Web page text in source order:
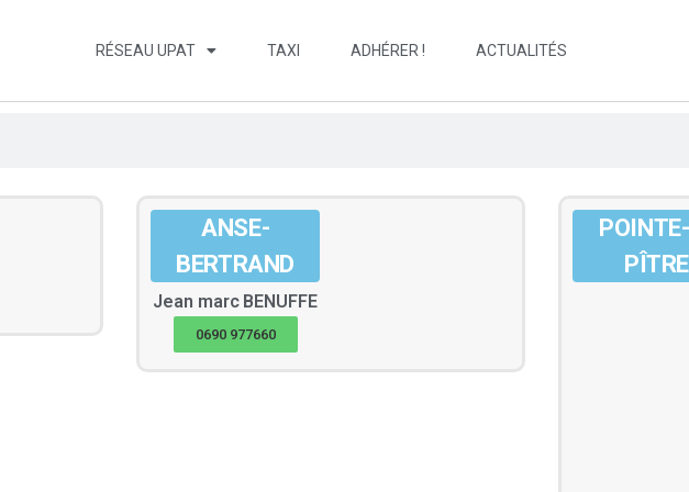
RÉSEAU UPAT TAXI ADHÉRER ! ACTUALITÉS
ANSE-
BERTRAND
Jean marc BENUFFE
0690 977660
PÎTRE